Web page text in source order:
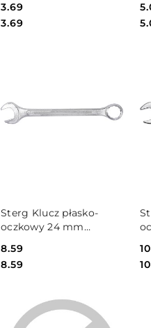
Cena:
3.69
Cena:
3.69
Sterg Klucz płasko-
oczkowy 24 mm
Cena:
8.59
Cena:
8.59
DO KOSZYKA